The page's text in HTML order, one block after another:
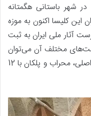
در سال 1885 میلادی در شهر باستانی هگمتانه
این کلیسا اکنون به موزه
و در سال 1377 در فهرست آثار ملی ایران به ثبت
مختلف آن می‌توان
ستون‌های چوبی، اتاق‌های جانبی، سالن اصلی، محراب و پلکان با 12